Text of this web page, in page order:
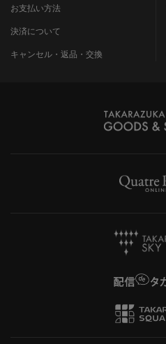
お支払い方法
決済について
キャンセル・返品・交換